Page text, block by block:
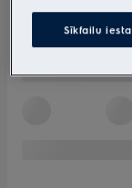
Sīkfailu